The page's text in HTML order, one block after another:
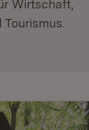
Wirtschaft,